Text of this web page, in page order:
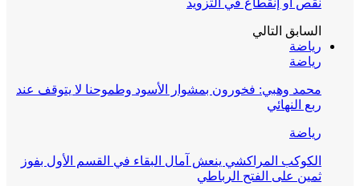
نقص أو إنقطاع في التزويد
السابق التالي
رياضة
رياضة
محمد وهبي: فخورون بمشوار الأسود وطموحنا لا يتوقف عند
ربع النهائي
رياضة
الكوكب المراكشي ينعش آمال البقاء في القسم الأول بفوز
ثمين على الفتح الرباطي